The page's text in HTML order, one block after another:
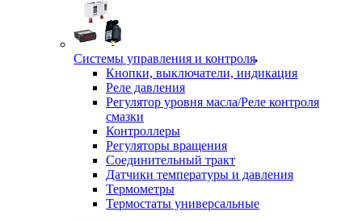
Системы управления и контроля
Кнопки, выключатели, индикация
Реле давления
Регулятор уровня масла/Реле контроля
смазки
Контроллеры
Регуляторы вращения
Соединительный тракт
Датчики температуры и давления
Термометры
Термостаты универсальные